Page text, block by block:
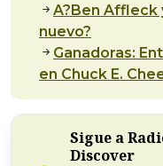
A?Ben Affleck
nuevo?
Ganadoras:
en Chuck E.
Sigue a
Discover